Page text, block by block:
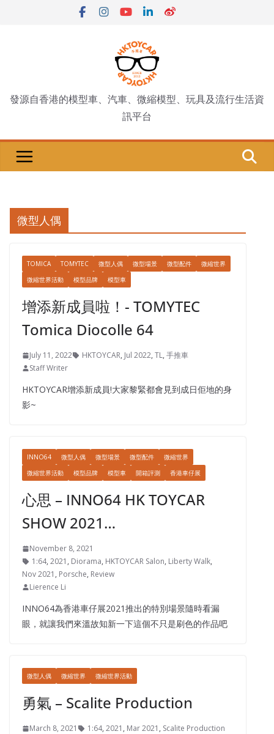
發源自香港的模型車、汽車、微縮模型、玩具及流行生活資
訊平台
微型人偶
TOMICA TOMYTEC 微型人偶 微型場景 微型配件
微縮世界
微縮世界活動
模型品牌 模型車
增添新成員啦！- TOMYTEC
Tomica Diocolle 64
July 11, 2022 HKTOYCAR, Jul 2022, TL, 手推車
Staff Writer
HKTOYCAR增添新成員!大家黎緊都會見到成日佢地的身
影~
INNO64 微型人偶 微型場景 微型配件
微縮世界
微縮世界活動
模型品牌 模型車 開箱評測 香港車仔展
心思 – INNO64 HK TOYCAR
SHOW 2021…
November 8, 2021
1:64, 2021 , Diorama, HKTOYCAR Salon, Liberty Walk,
Nov 2021 , Porsche, Review
Lierence Li
INNO64為香港車仔展2021推出的特別場景隨時看漏
眼，就讓我們來溫故知新一下這個不只是刷色的作品吧
微型人偶 微縮世界 微縮世界活動
勇氣 – Scalite Production
March 8, 2021 1:64, 2021 , Mar 2021 , Scalite Production